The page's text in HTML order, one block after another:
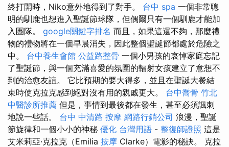
終打開時，Niko意外地得到了對手。 台中 spa 一個非常聰
明的馴鹿也想進入聖誕節球隊，但偶爾只有一個馴鹿才能加
入團隊。 google關鍵字排名 而且，如果這還不夠，那麼禮
物的禮物將在一個早晨消失，因此整個聖誕節都處於危險之
中。 台中養生會館 公益路整骨 一個小男孩的哀悼家庭忘記
了聖誕節，與一個充滿喜愛的氛圍的輻射女孩建立了意想不
到的治愈友誼。 它比預期的要大得多，並且在聖誕大餐結
束時使克拉克感到絕對沒有用的親戚更大。 台中喬骨 竹北
中醫診所推薦 但是，事情到最後都在發生，甚至必須諷刺
地說一些話。 台中 中清路 按摩 網路行銷公司 浪漫，聖誕
節旋律和一個小小的神秘 優化 台灣用語 - 整復師證照 這是
艾米莉亞·克拉克（Emilia 按摩 Clarke）電影的秘訣。 克拉